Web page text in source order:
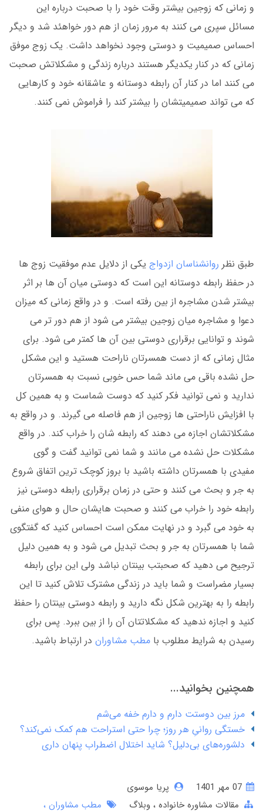
و زمانی که زوجین بیشتر وقت خود را با صحبت درباره این
مسائل سپری می کنند به مرور زمان از هم دور خواهئد شد و دیگر
احساس صمیمیت و دوستی وجود نخواهد داشت. یک زوج موفق
زمانی که در کنار یکدیگر هستند درباره زندگی و مشکلاتش صحبت
می کنند اما در کنار آن رابطه دوستانه و عاشقانه خود و کارهایی
که می تواند صمیمیتشان را بیشتر کند را فراموش نمی کنند.
طبق نظر روانشناسان ازدواج یکی از دلایل عدم موفقیت زوج ها
در حفظ رابطه دوستانه این است که دوستی میان آن ها بر اثر
بیشتر شدن مشاجره از بین رفته است. و در واقع زمانی که میزان
دعوا و مشاجره میان زوجین بیشتر می شود از هم دور تر می
شوند و توانایی برقراری دوستی بین آن ها کمتر می شود. برای
مثال زمانی که از دست همسرتان ناراحت هستید و این مشکل
حل نشده باقی می ماند شما حس خوبی نسبت به همسرتان
ندارید و نمی توانید فکر کنید که دوست شماست و به همین کل
با افزایش ناراحتی ها زوجین از هم فاصله می گیرند. و در واقع به
مشکلاتشان اجازه می دهند که رابطه شان را خراب کند. در واقع
مشکلات حل نشده می مانند و شما نمی توانید گفت و گوی
مفیدی با همسرتان داشته باشید با بروز کوچک ترین اتفاق شروع
به جر و بحث می کنند و حتی در زمان برقراری رابطه دوستی نیز
رابطه خود را خراب می کنند و صحبت هایشان حال و هوای منفی
به خود می گبرد و در نهایت ممکن است احساس کنید که گفتگوی
شما با همسرتان به جر و بحث تبدیل می شود و به همین دلیل
ترجیح می دهید که صحبتب بینتان نباشد ولی این برای رابطه
بسیار مضراست و شما باید در زندگی مشترک تلاش کنید تا این
رابطه را به بهترین شکل نگه دارید و رابطه دوستی بینتان را حفظ
کنید و اجازه ندهید که مشکلاتتان آن را از بین ببرد. پس برای
رسیدن به شرایط مطلوب با مطب مشاوران در ارتباط باشید.
همچنین بخوانید...
مرز بین دوستت دارم و دارم خفه می‌شم
خستگی روانیِ هر روز؛ چرا حتی استراحت هم کمک نمی‌کند؟
دلشوره‌های بی‌دلیل؟ شاید اختلال اضطراب پنهان داری
پریا موسوی
مقالات مشاوره خانواده وبلاگ
مطب مشاوران